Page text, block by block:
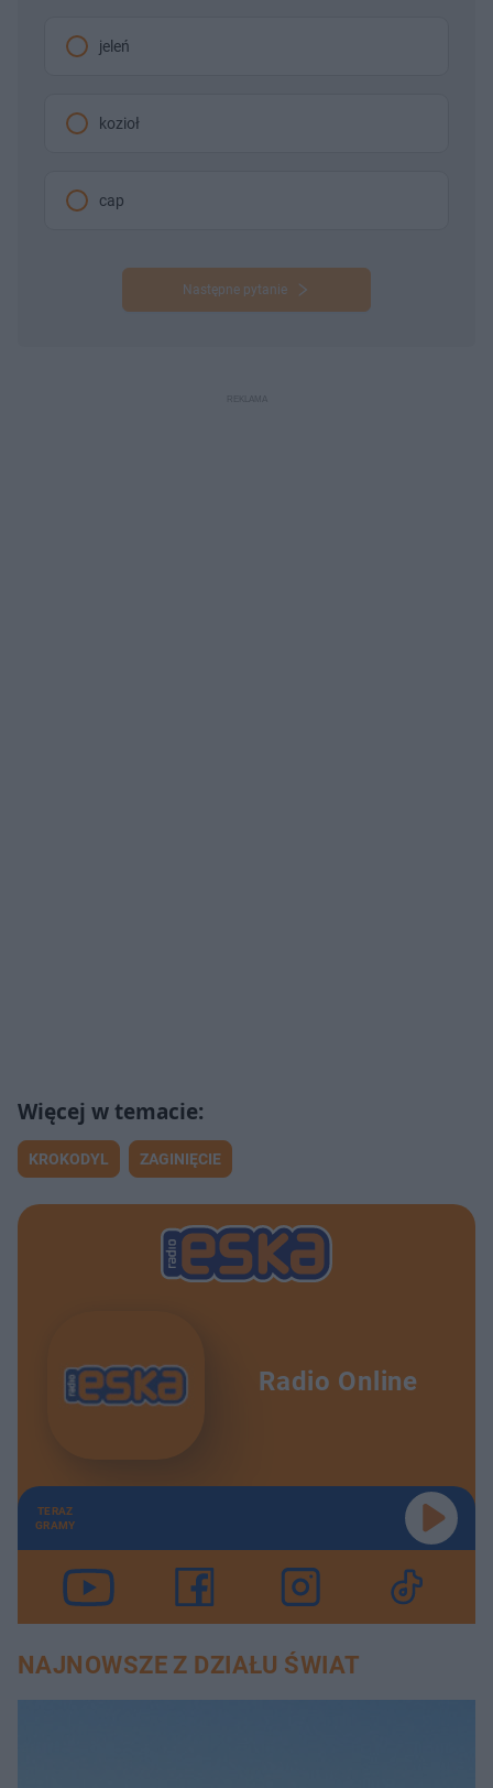
jeleń
kozioł
cap
Następne pytanie
KROKODYL ZAGINIĘCIE
Radio Online
TERAZ
GRAMY
NAJNOWSZE Z DZIAŁU ŚWIAT